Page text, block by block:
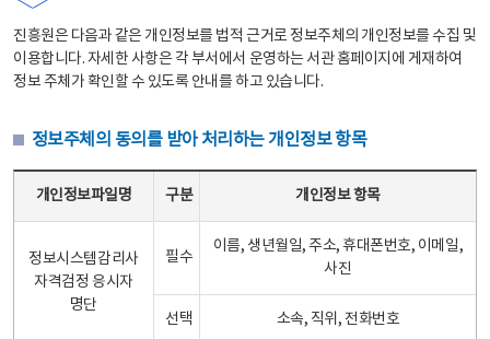
진흥원은 다음과 같은 개인정보를 법적 근거로 정보주체의 개인정보를 수집 및
이용합니다. 자세한 사항은 각 부서에서 운영하는 서관 홈페이지에 게재하여
정보 주체가 확인할 수 있도록 안내를 하고 있습니다.
정보주체의 동의를 받아 처리하는 개인정보 항목
개인정보파일명 구분 개인정보 항목
정보시스템감리사
자격검정 응시자
명단
필수
이름, 생년월일, 주소, 휴대폰번호, 이메일,
사진
선택 소속, 직위, 전화번호